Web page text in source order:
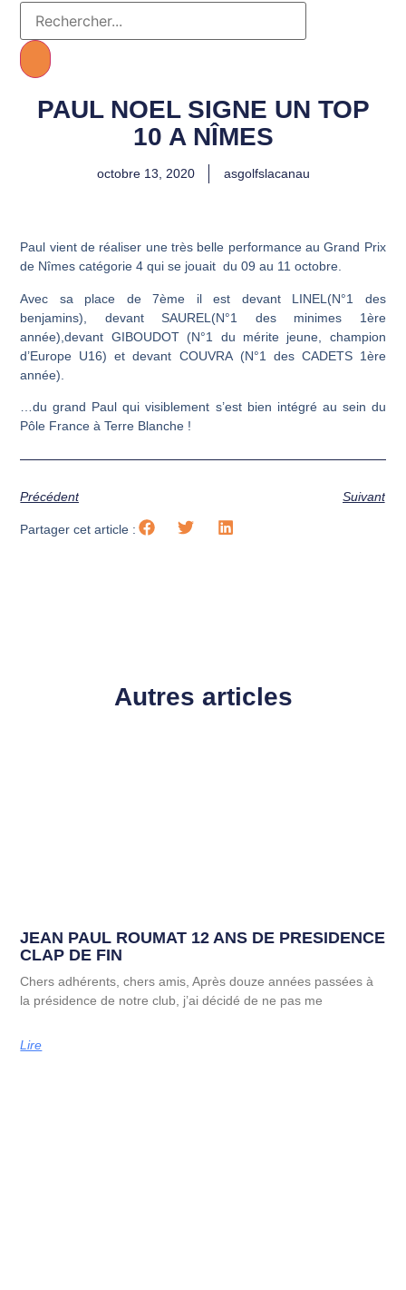
PAUL NOEL SIGNE UN TOP
10 A NÎMES
octobre 13, 2020 asgolfslacanau
Paul vient de réaliser une très belle performance au Grand Prix
de Nîmes catégorie 4 qui se jouait du 09 au 11 octobre.
Avec sa place de 7ème il est devant LINEL(N°1 des
benjamins),
devant SAUREL(N°1 des minimes 1ère
année),devant GIBOUDOT (N°1 du mérite jeune, champion
d’Europe U16) et devant COUVRA (N°1 des CADETS 1ère
année).
…du grand Paul qui visiblement s’est bien intégré au sein du
Pôle France à Terre Blanche !
Précédent Suivant
Partager cet article :
Autres articles
JEAN PAUL ROUMAT 12 ANS DE PRESIDENCE
CLAP DE FIN
Chers adhérents, chers amis, Après douze années passées à
la présidence de notre club, j’ai décidé de ne pas me
Lire